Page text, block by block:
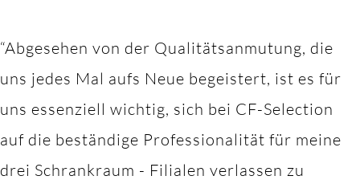
“Abgesehen von der Qualitätsanmutung, die
uns jedes Mal aufs Neue begeistert, ist es für
uns essenziell wichtig, sich bei CF-Selection
auf die beständige Professionalität für meine
drei Schrankraum - Filialen verlassen zu